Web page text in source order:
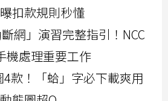
扣款規則秒懂
網」演習完整指引！NCC
機處理重要工作
4款！「蛤」字必下載爽用